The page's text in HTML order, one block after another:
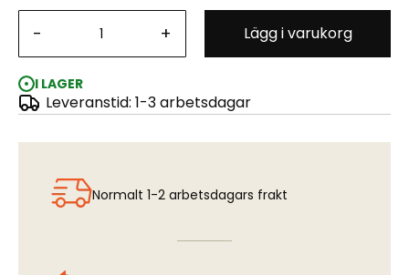
- + Lägg i varukorg
I LAGER
Leveranstid: 1-3 arbetsdagar
Nickel Silver Rod - 0,45 mm x 305 mm (5 pcs)
Normalt 1-2 arbetsdagars frakt